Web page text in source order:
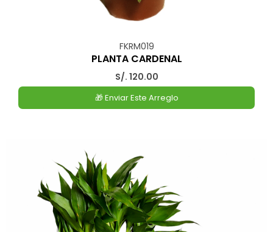
FKRM019
PLANTA CARDENAL
S/. 120.00
🎁 Enviar Este Arreglo